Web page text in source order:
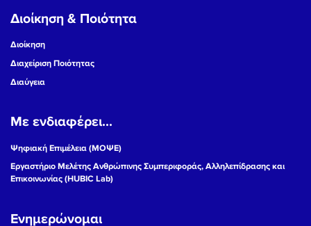
16
17
19
22
Διοίκηση & Ποιότητα
Διοίκηση
Διαχείριση Ποιότητας
Διαύγεια
Με ενδιαφέρει...
Ψηφιακή Επιμέλεια (ΜΟΨΕ)
Εργαστήριο Μελέτης Ανθρώπινης Συμπεριφοράς, Αλληλεπίδρασης και
Επικοινωνίας (HUBIC Lab)
Ενημερώνομαι